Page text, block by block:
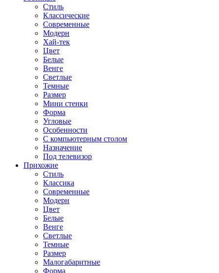
Стиль
Классические
Современные
Модерн
Хай-тек
Цвет
Белые
Венге
Светлые
Темные
Размер
Мини стенки
Форма
Угловые
Особенности
С компьютерным столом
Назначение
Под телевизор
Прихожие
Стиль
Классика
Современные
Модерн
Цвет
Белые
Венге
Светлые
Темные
Размер
Малогабаритные
Форма